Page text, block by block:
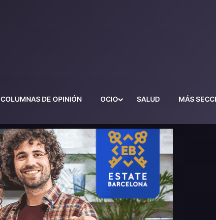
COLUMNAS DE OPINIÓN OCIO SALUD MÁS